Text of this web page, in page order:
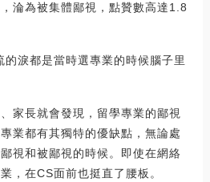
淪為被集體鄙視，點贊數高達1.8
的淚都是當時選專業的時候腦子里
家長就會發現，留學專業的鄙視
業都有其獨特的優缺點，無論處
視和被鄙視的時候。即使在網絡
，在CS面前也挺直了腰板。